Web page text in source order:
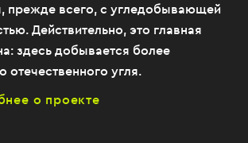
прежде всего, с угледобывающей
Действительно, это главная
здесь добывается более
отечественного угля.
о проекте